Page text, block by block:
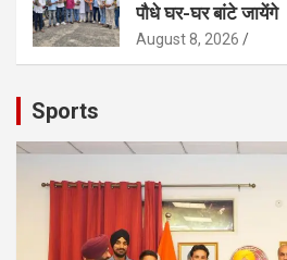
पौधे घर-घर बांटे जायेंगे
August 8, 2026
Sports